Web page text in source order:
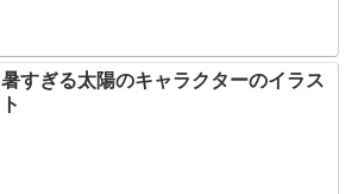
暑すぎる太陽のキャラクターのイラス
ト